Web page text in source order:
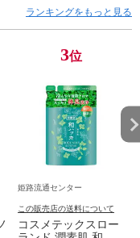
ランキングをもっと見る
3位
姫路流通センター
この販売店の送料について
コスメテックスロー